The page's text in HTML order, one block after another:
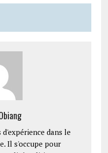
d'expérience dans le
Il s'occupe pour